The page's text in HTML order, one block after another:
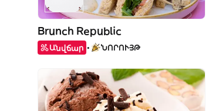
Brunch Republic
Անվճար ՆՈՐՈՒՅԹ